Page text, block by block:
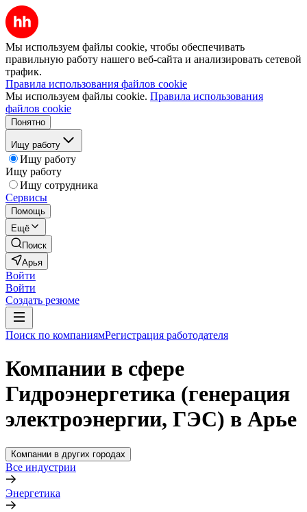
Мы используем файлы cookie, чтобы обеспечивать
правильную работу нашего веб-сайта и анализировать сетевой
трафик.
Правила использования файлов cookie
Мы используем файлы cookie. Правила использования
файлов cookie
Понятно
Ищу работу
Ищу работу
Ищу работу
Ищу сотрудника
Сервисы
Помощь
Ещё
Поиск
Арья
Войти
Войти
Создать резюме
Поиск по компаниямРегистрация работодателя
Компании в сфере
Гидроэнергетика (генерация
электроэнергии, ГЭС) в Арье
Компании в других городах
Все индустрии
Энергетика